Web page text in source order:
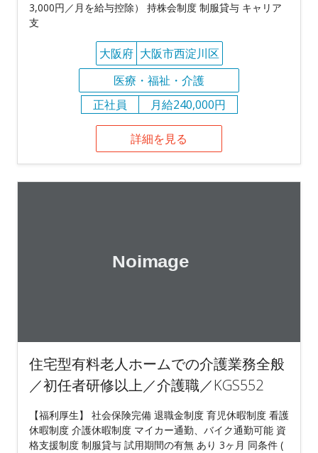
3,000円／月を給与控除） 持株会制度 制服貸与 キャリア
支
大阪府 大阪市西淀川区
医療・福祉・介護
正社員
月給240,000円
詳細を見る
住宅型有料老人ホームでの介護業務全般
／初任者研修以上／介護職／KGS552
【福利厚生】 社会保険完備 退職金制度 育児休暇制度 看護
休暇制度 介護休暇制度 マイカー通勤、バイク通勤可能 資
格支援制度 制服貸与 試用期間の有無 あり 3ヶ月 同条件 (